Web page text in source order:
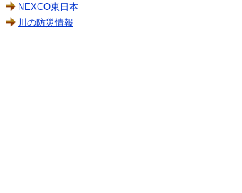
NEXCO東日本
川の防災情報